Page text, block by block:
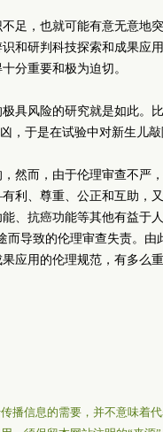
足，也就可能有意无意地
和研判科技探索和成果应
分重要和极为迫切。
具风险的研究就是如此。
，于是在试验中对新生儿
然而，由于伦理审查不严
、尊重、公正和互助，
能、抗癌功能等其他有益于
而导致的伦理审查失责。
应用的伦理规范，有多么重
播信息的需要，并不意味着